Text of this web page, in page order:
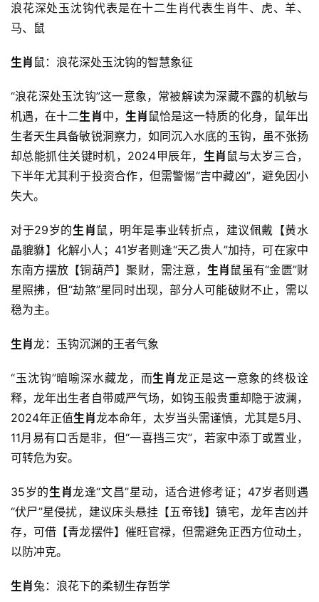
浪花深处玉沈钩代表是在十二生肖代表生肖牛、虎、羊、
马、鼠
生肖 鼠：浪花深处玉沈钩的智慧象征
“浪花深处玉沈钩”这一意象，常被解读为深藏不露的机敏与
机遇，在十二生肖中， 生肖 鼠恰是这一特质的化身，鼠年出
生者天生具备敏锐洞察力，如同沉入水底的玉钩，虽不张扬
却总能抓住关键时机，2024甲辰年， 生肖 鼠与太岁三合，
下半年尤其利于投资合作，但需警惕“吉中藏凶”，避免因小
失大。
对于29岁的生肖 鼠，明年是事业转折点，建议佩戴【黄水
晶貔貅】化解小人；41岁者则逢“天乙贵人”加持，可在家中
东南方摆放【铜葫芦】聚财，需注意， 生肖 鼠虽有“金匮”财
星照拂，但“劫煞”星同时出现，部分人可能破财不止，需以
稳为主。
生肖龙：玉钩沉渊的王者气象
“玉沈钩”暗喻深水藏龙，而生肖龙正是这一意象的终极诠
释，龙年出生者自带威严气场，如钩玉般贵重却隐于波澜，
2024年正值生肖龙本命年，太岁当头需谨慎，尤其是5月、
11月易有口舌是非，但“一喜挡三灾”，若家中添丁或置业，
可转危为安。
35岁的生肖龙逢“文昌”星动，适合进修考证；47岁者则遇
“伏尸”星侵扰，建议床头悬挂【五帝钱】镇宅，龙年吉凶并
存，可借【青龙摆件】催旺官禄，但需避免正西方位动土，
以防冲克。
生肖兔：浪花下的柔韧生存哲学